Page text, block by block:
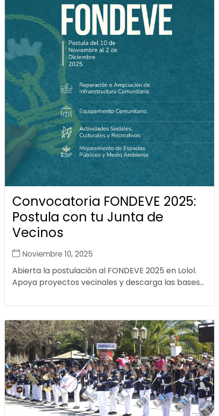
Convocatoria FONDEVE 2025:
Postula con tu Junta de
Vecinos
Noviembre 10, 2025
Abierta la postulación al FONDEVE 2025 en Lolol.
Apoya proyectos vecinales y descarga las bases...